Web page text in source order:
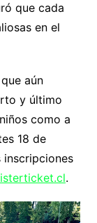
que cada
en el
aún
y último
como a
18 de
inscripciones
.